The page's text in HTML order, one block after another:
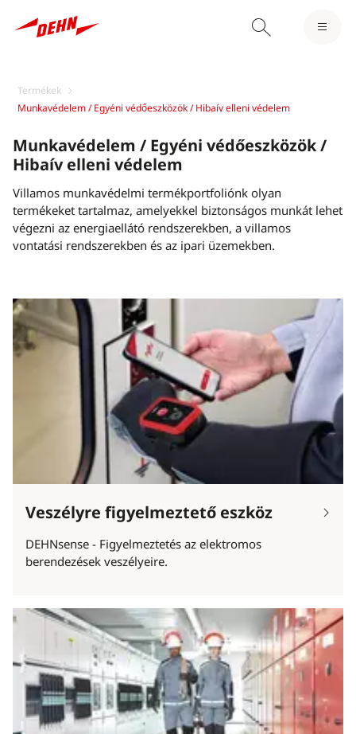
Termékek
Munkavédelem / Egyéni védőeszközök / Hibaív elleni védelem
Munkavédelem / Egyéni védőeszközök /
Hibaív elleni védelem
Villamos munkavédelmi termékportfoliónk olyan
termékeket tartalmaz, amelyekkel biztonságos munkát lehet
végezni az energiaellátó rendszerekben, a villamos
vontatási rendszerekben és az ipari üzemekben.
Veszélyre figyelmeztető eszköz
DEHNsense - Figyelmeztetés az elektromos
berendezések veszélyeire.